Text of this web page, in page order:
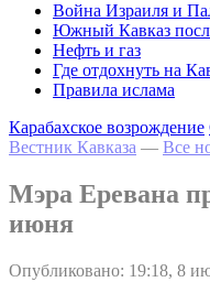
Война Израиля и
Южный Кавказ
Нефть и газ
Где отдохнуть на
Правила ислама
Карабахское возрождение
Вестник Кавказа — Все
Мэра Еревана
июня
Опубликовано: 19:18, 8